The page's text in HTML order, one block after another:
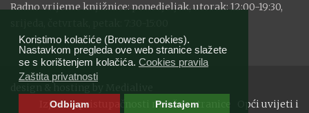
Koristimo kolačiće (Browser cookies).
Nastavkom pregleda ove web stranice slažete
se s korištenjem kolačića. Cookies pravila
Zaštita privatnosti
Odbijam Pristajem
Radno vrijeme knjižnice: ponedjeljak, utorak: 12:00-19:30,
Izjava o pristupačnosti mrežne stranice
Opći uvijeti i